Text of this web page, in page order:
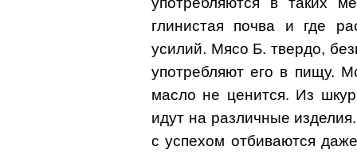
глинистая почва и где
усилий. Мясо Б. твердо,
употребляют его в пищу.
масло не ценится. Из
идут на различные
с успехом отбиваются